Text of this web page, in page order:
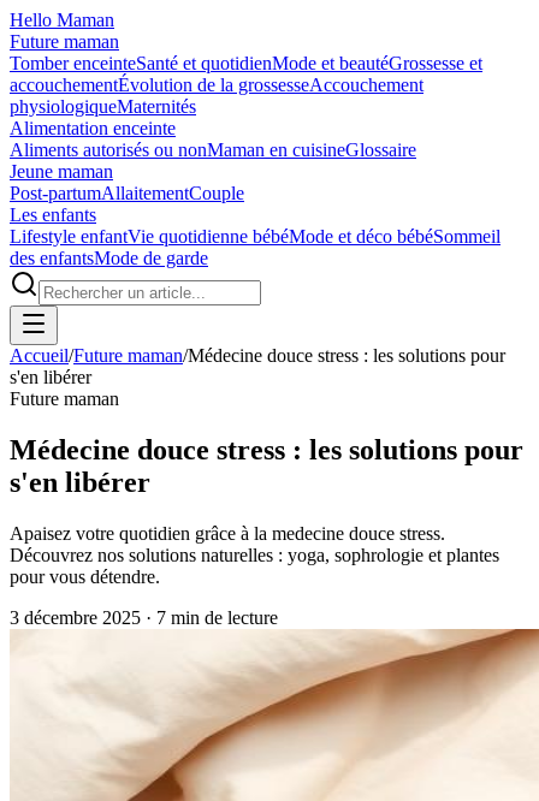
Hello Maman
Future maman
Tomber enceinteSanté et quotidienMode et beautéGrossesse et
accouchementÉvolution de la grossesseAccouchement
physiologiqueMaternités
Alimentation enceinte
Aliments autorisés ou nonMaman en cuisineGlossaire
Jeune maman
Post-partumAllaitementCouple
Les enfants
Lifestyle enfantVie quotidienne bébéMode et déco bébéSommeil
des enfantsMode de garde
Accueil/Future maman/Médecine douce stress : les solutions pour
s'en libérer
Future maman
Médecine douce stress : les solutions pour
s'en libérer
Apaisez votre quotidien grâce à la medecine douce stress.
Découvrez nos solutions naturelles : yoga, sophrologie et plantes
pour vous détendre.
3 décembre 2025 · 7 min de lecture